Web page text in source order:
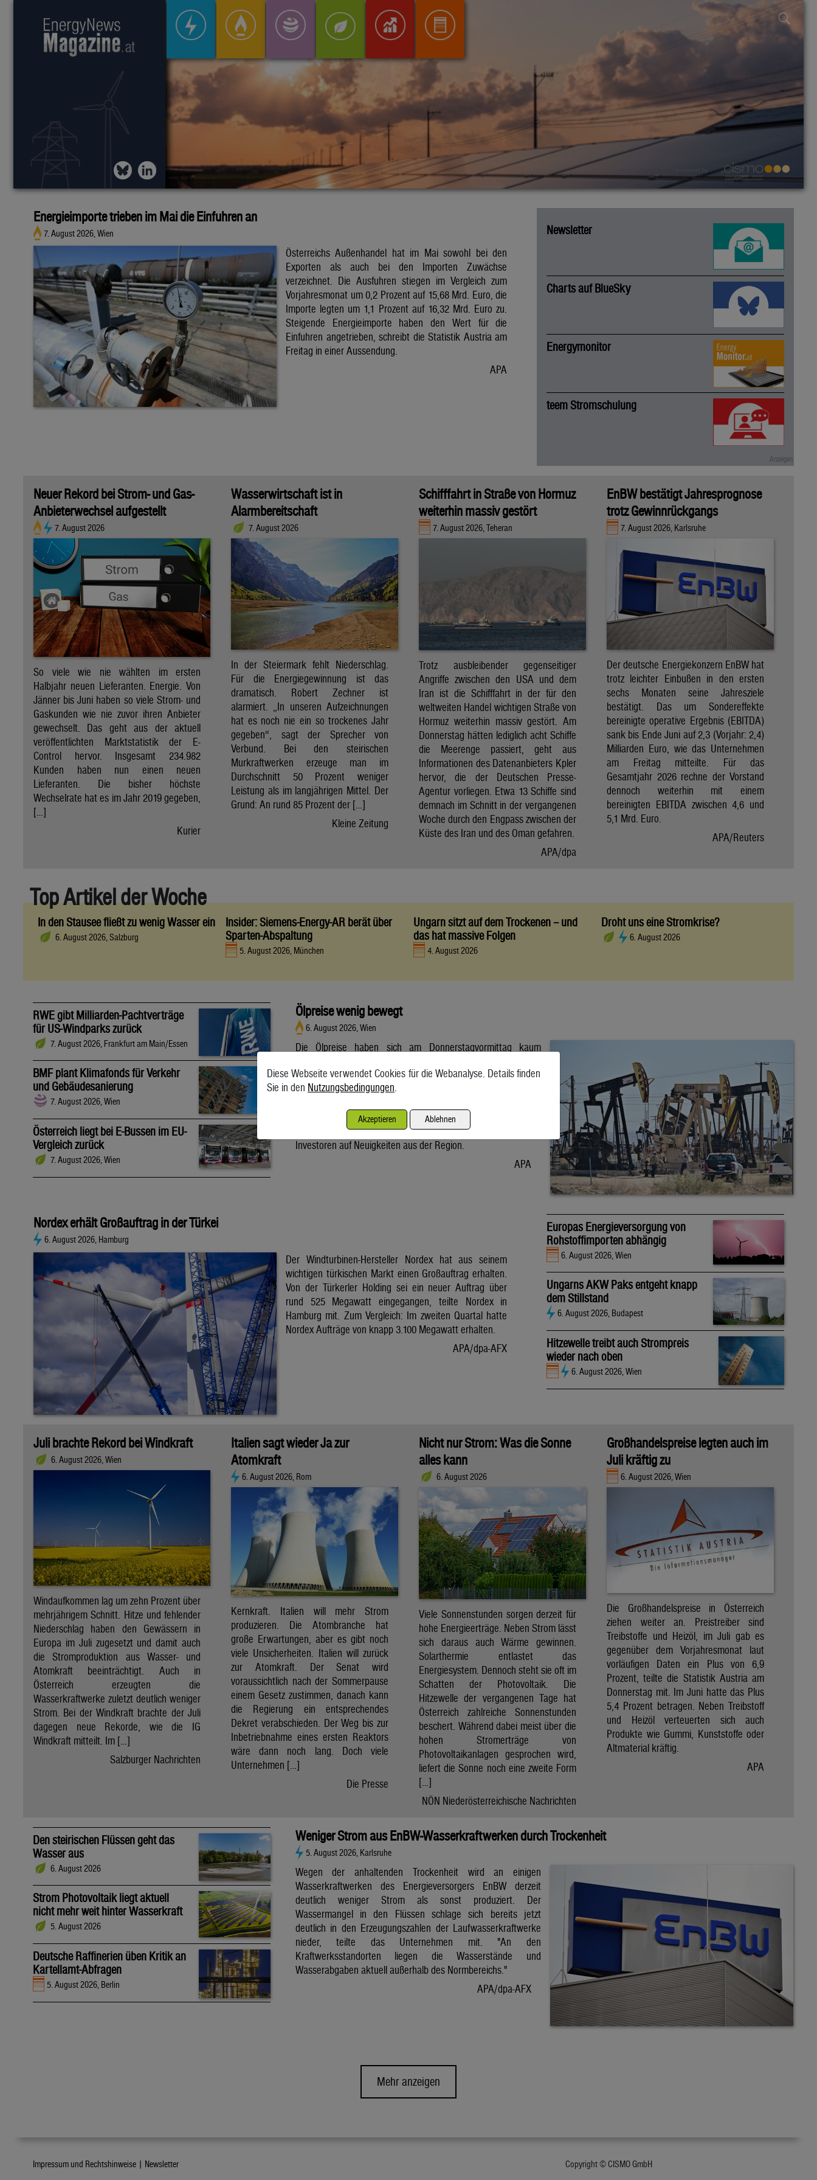
Energieimporte trieben im Mai die Einfuhren an
7. August 2026, Wien
Österreichs Außenhandel hat im Mai sowohl bei den
Exporten als auch bei den Importen Zuwächse
verzeichnet. Die Ausfuhren stiegen im Vergleich zum
Vorjahresmonat um 0,2 Prozent auf 15,68 Mrd. Euro, die
Importe legten um 1,1 Prozent auf 16,32 Mrd. Euro zu.
Steigende Energieimporte haben den Wert für die
Einfuhren angetrieben, schreibt die Statistik Austria am
Freitag in einer Aussendung.
APA
Newsletter
Charts auf BlueSky
Energymonitor
teem Stromschulung
Neuer Rekord bei Strom- und Gas-
Anbieterwechsel aufgestellt
7. August 2026
So viele wie nie wählten im ersten
Halbjahr neuen Lieferanten. Energie. Von
Jänner bis Juni haben so viele Strom- und
Gaskunden wie nie zuvor ihren Anbieter
gewechselt. Das geht aus der aktuell
veröffentlichten Marktstatistik der E-
Control hervor. Insgesamt 234.982
Kunden haben nun einen neuen
Lieferanten. Die bisher höchste
Wechselrate hat es im Jahr 2019 gegeben,
[…]
Kurier
Wasserwirtschaft ist in
Alarmbereitschaft
7. August 2026
In der Steiermark fehlt Niederschlag.
Für die Energiegewinnung ist das
dramatisch. Robert Zechner ist
alarmiert. „In unseren Aufzeichnungen
hat es noch nie ein so trockenes Jahr
gegeben“, sagt der Sprecher von
Verbund. Bei den steirischen
Murkraftwerken erzeuge man im
Durchschnitt 50 Prozent weniger
Leistung als im langjährigen Mittel. Der
Grund: An rund 85 Prozent der […]
Kleine Zeitung
Schifffahrt in Straße von Hormuz
weiterhin massiv gestört
7. August 2026, Teheran
Trotz ausbleibender gegenseitiger
Angriffe zwischen den USA und dem
Iran ist die Schifffahrt in der für den
weltweiten Handel wichtigen Straße von
Hormuz weiterhin massiv gestört. Am
Donnerstag hätten lediglich acht Schiffe
die Meerenge passiert, geht aus
Informationen des Datenanbieters Kpler
hervor, die der Deutschen Presse-
Agentur vorliegen. Etwa 13 Schiffe sind
demnach im Schnitt in der vergangenen
Woche durch den Engpass zwischen der
Küste des Iran und des Oman gefahren.
APA/dpa
EnBW bestätigt Jahresprognose
trotz Gewinnrückgangs
7. August 2026, Karlsruhe
Der deutsche Energiekonzern EnBW hat
trotz leichter Einbußen in den ersten
sechs Monaten seine Jahresziele
bestätigt. Das um Sondereffekte
bereinigte operative Ergebnis (EBITDA)
sank bis Ende Juni auf 2,3 (Vorjahr: 2,4)
Milliarden Euro, wie das Unternehmen
am Freitag mitteilte. Für das
Gesamtjahr 2026 rechne der Vorstand
dennoch weiterhin mit einem
bereinigten EBITDA zwischen 4,6 und
5,1 Mrd. Euro.
APA/Reuters
Top Artikel der Woche
In den Stausee fließt zu wenig Wasser ein
6. August 2026, Salzburg
Insider: Siemens-Energy-AR berät über
Sparten-Abspaltung
5. August 2026, München
Ungarn sitzt auf dem Trockenen – und
das hat massive Folgen
4. August 2026
Droht uns eine Stromkrise?
6. August 2026
RWE gibt Milliarden-Pachtverträge
für US-Windparks zurück
7. August 2026, Frankfurt am Main/Essen
BMF plant Klimafonds für Verkehr
und Gebäudesanierung
7. August 2026, Wien
Österreich liegt bei E-Bussen im EU-
Vergleich zurück
7. August 2026, Wien
Ölpreise wenig bewegt
6. August 2026, Wien
Die Ölpreise haben sich am Donnerstagvormittag kaum
Brent aus der Nordsee mit Lieferung Oktober kostete am
Vormittag 79,75 US-Dollar und damit 0,4 Prozent mehr als am
80 Dollar. Unter diese ist er am Dienstag wegen der Hoffnung
auf eine Lösung im Iran-Krieg gesunken. Seitdem warten
Investoren auf Neuigkeiten aus der Region.
APA
Nordex erhält Großauftrag in der Türkei
6. August 2026, Hamburg
Der Windturbinen-Hersteller Nordex hat aus seinem
wichtigen türkischen Markt einen Großauftrag erhalten.
Von der Türkerler Holding sei ein neuer Auftrag über
rund 525 Megawatt eingegangen, teilte Nordex in
Hamburg mit. Zum Vergleich: Im zweiten Quartal hatte
Nordex Aufträge von knapp 3.100 Megawatt erhalten.
APA/dpa-AFX
Europas Energieversorgung von
Rohstoffimporten abhängig
6. August 2026, Wien
Ungarns AKW Paks entgeht knapp
dem Stillstand
6. August 2026, Budapest
Hitzewelle treibt auch Strompreis
wieder nach oben
6. August 2026, Wien
Juli brachte Rekord bei Windkraft
6. August 2026, Wien
Windaufkommen lag um zehn Prozent über
mehrjährigem Schnitt. Hitze und fehlender
Niederschlag haben den Gewässern in
Europa im Juli zugesetzt und damit auch
die Stromproduktion aus Wasser- und
Atomkraft beeinträchtigt. Auch in
Österreich erzeugten die
Wasserkraftwerke zuletzt deutlich weniger
Strom. Bei der Windkraft brachte der Juli
dagegen neue Rekorde, wie die IG
Windkraft mitteilt. Im […]
Salzburger Nachrichten
Italien sagt wieder Ja zur
Atomkraft
6. August 2026, Rom
Kernkraft. Italien will mehr Strom
produzieren. Die Atombranche hat
große Erwartungen, aber es gibt noch
viele Unsicherheiten. Italien will zurück
zur Atomkraft. Der Senat wird
voraussichtlich nach der Sommerpause
einem Gesetz zustimmen, danach kann
die Regierung ein entsprechendes
Dekret verabschieden. Der Weg bis zur
Inbetriebnahme eines ersten Reaktors
wäre dann noch lang. Doch viele
Unternehmen […]
Die Presse
Nicht nur Strom: Was die Sonne
alles kann
6. August 2026
Viele Sonnenstunden sorgen derzeit für
hohe Energieerträge. Neben Strom lässt
sich daraus auch Wärme gewinnen.
Solarthermie entlastet das
Energiesystem. Dennoch steht sie oft im
Schatten der Photovoltaik. Die
Hitzewelle der vergangenen Tage hat
Österreich zahlreiche Sonnenstunden
beschert. Während dabei meist über die
hohen Stromerträge von
Photovoltaikanlagen gesprochen wird,
liefert die Sonne noch eine zweite Form
[…]
NÖN Niederösterreichische Nachrichten
Großhandelspreise legten auch im
Juli kräftig zu
6. August 2026, Wien
Die Großhandelspreise in Österreich
ziehen weiter an. Preistreiber sind
Treibstoffe und Heizöl, im Juli gab es
gegenüber dem Vorjahresmonat laut
vorläufigen Daten ein Plus von 6,9
Prozent, teilte die Statistik Austria am
Donnerstag mit. Im Juni hatte das Plus
5,4 Prozent betragen. Neben Treibstoff
und Heizöl verteuerten sich auch
Produkte wie Gummi, Kunststoffe oder
Altmaterial kräftig.
APA
Den steirischen Flüssen geht das
Wasser aus
6. August 2026
Strom Photovoltaik liegt aktuell
nicht mehr weit hinter Wasserkraft
5. August 2026
Deutsche Raffinerien üben Kritik an
Kartellamt-Abfragen
5. August 2026, Berlin
Weniger Strom aus EnBW-Wasserkraftwerken durch Trockenheit
5. August 2026, Karlsruhe
Wegen der anhaltenden Trockenheit wird an einigen
Wasserkraftwerken des Energieversorgers EnBW derzeit
deutlich weniger Strom als sonst produziert. Der
Wassermangel in den Flüssen schlage sich bereits jetzt
deutlich in den Erzeugungszahlen der Laufwasserkraftwerke
nieder, teilte das Unternehmen mit. "An den
Kraftwerksstandorten liegen die Wasserstände und
Wasserabgaben aktuell außerhalb des Normbereichs."
APA/dpa-AFX
Mehr anzeigen
Impressum und Rechtshinweise | Newsletter Copyright © CISMO GmbH
Diese Webseite verwendet Cookies für die Webanalyse. Details finden
Sie in den Nutzungsbedingungen.
Akzeptieren Ablehnen